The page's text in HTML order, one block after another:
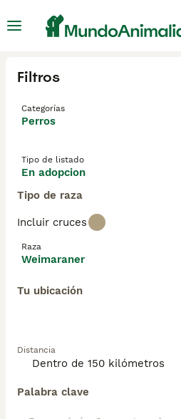
Filtros
Categorías
Perros
Tipo de listado
En adopcion
Tipo de raza
Incluir cruces
Raza
Weimaraner
Tu ubicación
Distancia
Palabra clave